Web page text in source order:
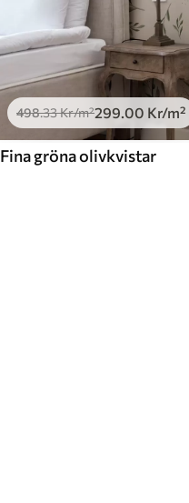
498.33Kr/m²299.00 Kr/m²
Fina gröna olivkvistar